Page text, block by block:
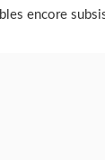
encore